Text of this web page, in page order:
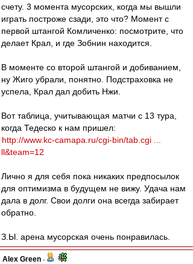
счету. 3 момента мусорских, когда мы вышли
играть построже сзади, это что? Момент с
первой штангой Комличенко: посмотрите, что
делает Крал, и где Зобнин находится.
В моменте со второй штангой и добиванием,
ну Жиго убрали, понятно. Подстраховка не
успела, Крал дал добить Нжи.
Вот таблица, учитывающая матчи с 13 тура,
когда Тедеско к нам пришел:
http://www.kc-camapa.ru/cgi-bin/tab.cgi ...
ll&team=12
Лично я для себя пока никаких предпосылок
для оптимизма в будущем не вижу. Удача нам
дала в долг. Свои долги она всегда забирает
обратно.
З.Ы. арена мусорская очень понравилась.
Alex Green -